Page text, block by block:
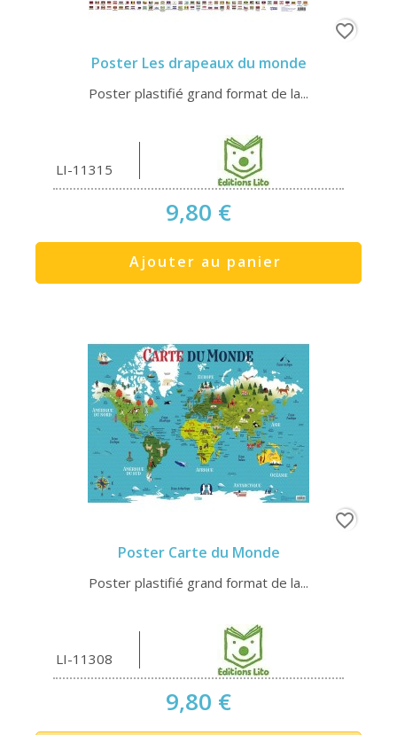
Poster Les drapeaux du monde
Poster plastifié grand format de la...
LI-11315
9,80 €
Ajouter au panier
favorite_border
Poster Carte du Monde
Poster plastifié grand format de la...
LI-11308
9,80 €
favorite_border